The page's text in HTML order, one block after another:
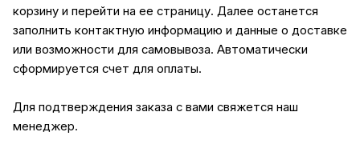
корзину и перейти на ее страницу. Далее останется
заполнить контактную информацию и данные о доставке
или возможности для самовывоза. Автоматически
сформируется счет для оплаты.
Для подтверждения заказа с вами свяжется наш
менеджер.